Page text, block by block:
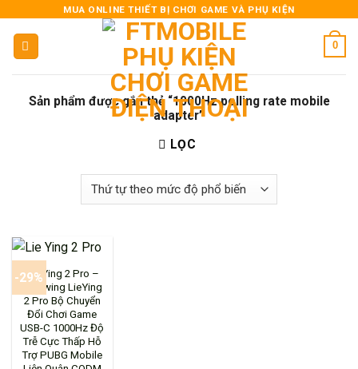
content
MUA ONLINE THIẾT BỊ CHƠI GAME VÀ PHỤ KIỆN
0
Sản phẩm được gắn thẻ “1000Hz polling rate mobile
adapter”
LỌC
-29%
Lie Ying 2 Pro –
Gamwing LieYing
2 Pro Bộ Chuyển
Đổi Chơi Game
USB-C 1000Hz Độ
Trễ Cực Thấp Hỗ
Trợ PUBG Mobile